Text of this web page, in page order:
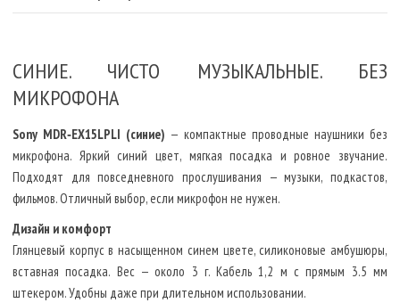
СИНИЕ. ЧИСТО МУЗЫКАЛЬНЫЕ. БЕЗ
МИКРОФОНА
Sony MDR‑EX15LPLI (синие) — компактные проводные наушники без
микрофона. Яркий синий цвет, мягкая посадка и ровное звучание.
Подходят для повседневного прослушивания — музыки, подкастов,
фильмов. Отличный выбор, если микрофон не нужен.
Дизайн и комфорт
Глянцевый корпус в насыщенном синем цвете, силиконовые амбушюры,
вставная посадка. Вес — около 3 г. Кабель 1,2 м с прямым 3.5 мм
штекером. Удобны даже при длительном использовании.